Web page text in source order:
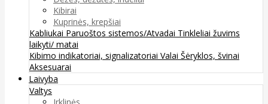
Kibirai
Kuprinės, krepšiai
Kabliukai Paruoštos sistemos/Atvadai Tinkleliai žuvims
laikyti/ matai
Kibimo indikatoriai, signalizatoriai Valai Šėryklos, švinai
Aksesuarai
Laivyba
Valtys
Irklinės